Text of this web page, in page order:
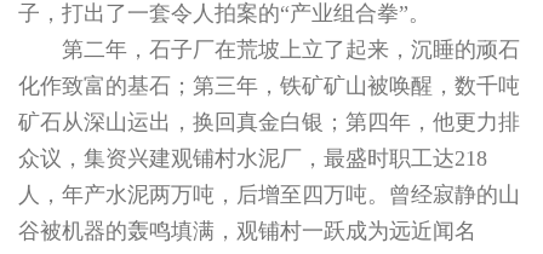
子，打出了一套令人拍案的“产业组合拳”。
第二年，石子厂在荒坡上立了起来，沉睡的顽石
化作致富的基石；第三年，铁矿矿山被唤醒，数千吨
矿石从深山运出，换回真金白银；第四年，他更力排
众议，集资兴建观铺村水泥厂，最盛时职工达218
人，年产水泥两万吨，后增至四万吨。曾经寂静的山
谷被机器的轰鸣填满，观铺村一跃成为远近闻名